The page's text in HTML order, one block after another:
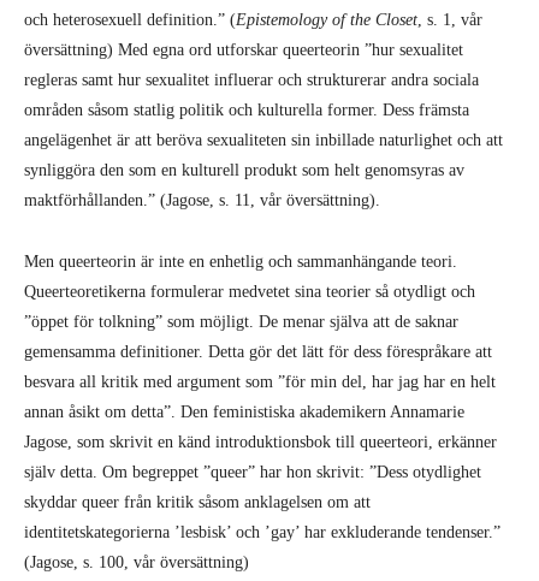
och heterosexuell definition.” (Epistemology of the Closet , s. 1, vår
översättning) Med egna ord utforskar queerteorin ”hur sexualitet
regleras samt hur sexualitet influerar och strukturerar andra sociala
områden såsom statlig politik och kulturella former. Dess främsta
angelägenhet är att beröva sexualiteten sin inbillade naturlighet och att
synliggöra den som en kulturell produkt som helt genomsyras av
maktförhållanden.” (Jagose, s. 11, vår översättning).
Men queerteorin är inte en enhetlig och sammanhängande teori.
Queerteoretikerna formulerar medvetet sina teorier så otydligt och
”öppet för tolkning” som möjligt. De menar själva att de saknar
gemensamma definitioner. Detta gör det lätt för dess förespråkare att
besvara all kritik med argument som ”för min del, har jag har en helt
annan åsikt om detta”. Den feministiska akademikern Annamarie
Jagose, som skrivit en känd introduktionsbok till queerteori, erkänner
själv detta. Om begreppet ”queer” har hon skrivit: ”Dess otydlighet
skyddar queer från kritik såsom anklagelsen om att
identitetskategorierna ’lesbisk’ och ’gay’ har exkluderande tendenser.”
(Jagose, s. 100, vår översättning)